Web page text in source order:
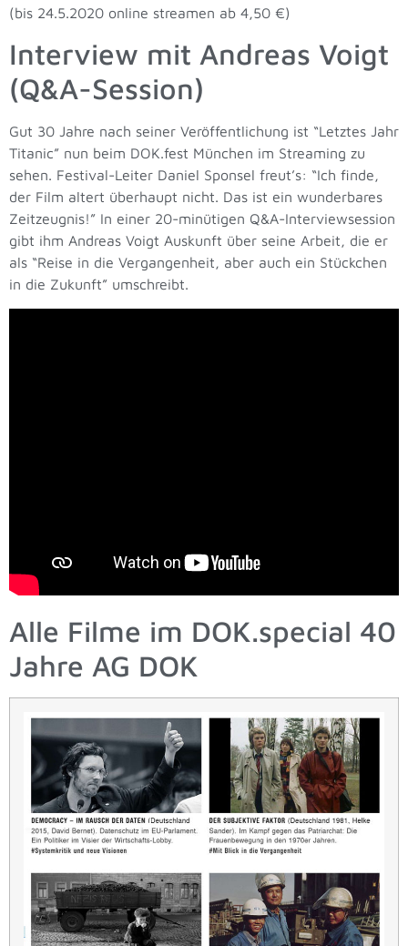
(bis 24.5.2020 online streamen ab 4,50 €)
Interview mit Andreas Voigt
(Q&A-Session)
Gut 30 Jahre nach seiner Veröffentlichung ist “Letztes Jahr
Titanic” nun beim DOK.fest München im Streaming zu
sehen. Festival-Leiter Daniel Sponsel freut’s: “Ich finde,
der Film altert überhaupt nicht. Das ist ein wunderbares
Zeitzeugnis!” In einer 20-minütigen Q&A-Interviewsession
gibt ihm Andreas Voigt Auskunft über seine Arbeit, die er
als “Reise in die Vergangenheit, aber auch ein Stückchen
in die Zukunft” umschreibt.
Alle Filme im DOK.special 40
Jahre AG DOK